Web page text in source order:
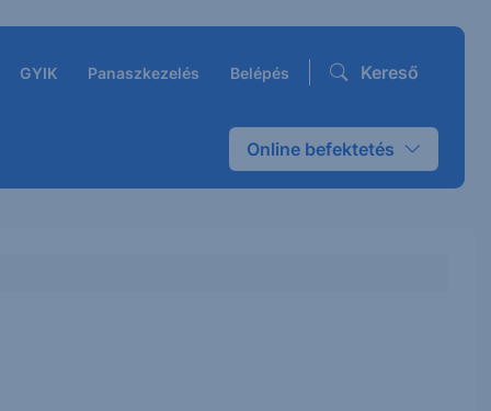
GYIK Panaszkezelés Belépés Kereső
Online befektetés